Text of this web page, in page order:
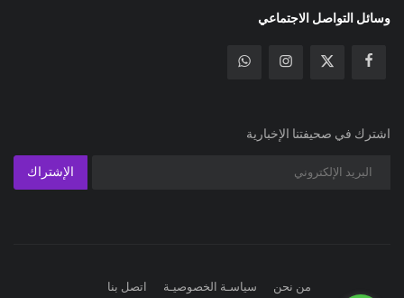
وسائل التواصل الاجتماعي
اشترك في صحيفتنا الإخبارية
الإشتراك
من نحن سياسـة الخصوصيـة اتصل بنا